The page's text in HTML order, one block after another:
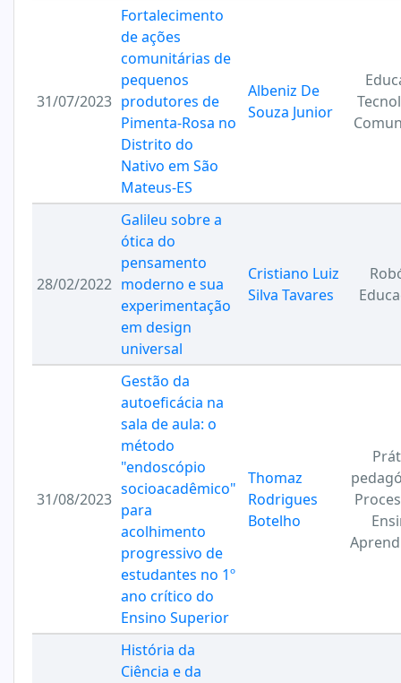
31/07/2023
Fortalecimento
de ações
comunitárias de
pequenos
produtores de
Pimenta-Rosa no
Distrito do
Nativo em São
Mateus-ES
Albeniz De
Souza Junior
28/02/2022
Galileu sobre a
ótica do
pensamento
moderno e sua
experimentação
em design
universal
Cristiano Luiz
Silva Tavares
31/08/2023
Gestão da
autoeficácia na
sala de aula: o
método
"endoscópio
socioacadêmico"
para
acolhimento
progressivo de
estudantes no 1º
ano crítico do
Ensino Superior
Thomaz
Rodrigues
Botelho
História da
Ciência e da